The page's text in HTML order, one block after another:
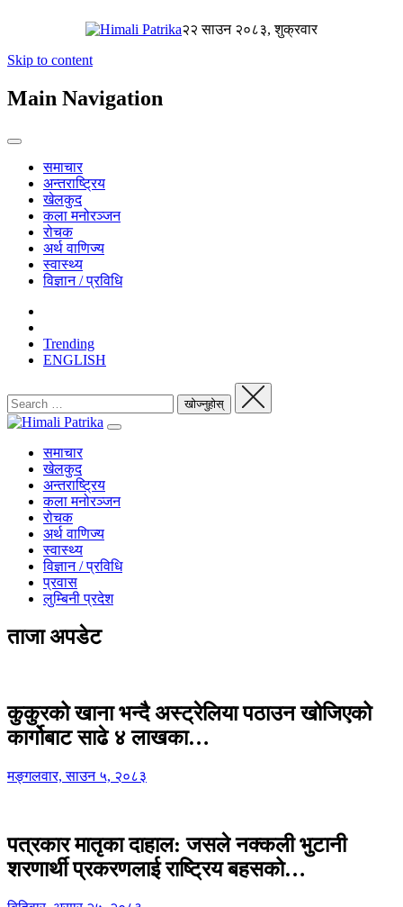
२२ साउन २०८३, शुक्रवार
Skip to content
Main Navigation
समाचार
अन्तराष्ट्रिय
खेलकुद
कला मनोरञ्जन
रोचक
अर्थ वाणिज्य
स्वास्थ्य
विज्ञान / प्रविधि
Trending
ENGLISH
समाचार
खेलकुद
अन्तराष्ट्रिय
कला मनोरञ्जन
रोचक
अर्थ वाणिज्य
स्वास्थ्य
विज्ञान / प्रविधि
प्रवास
लुम्बिनी प्रदेश
ताजा अपडेट
कुकुरको खाना भन्दै अस्ट्रेलिया पठाउन खोजिएको
कार्गोबाट साढे ४ लाखका…
मङ्गलवार, साउन ५, २०८३
पत्रकार मातृका दाहाल: जसले नक्कली भुटानी
शरणार्थी प्रकरणलाई राष्ट्रिय बहसको…